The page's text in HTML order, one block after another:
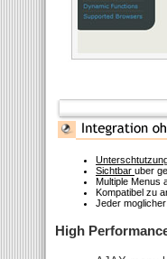
Sichtbar uber
Multiple Menus
Kompatibel zu
Jeder
High